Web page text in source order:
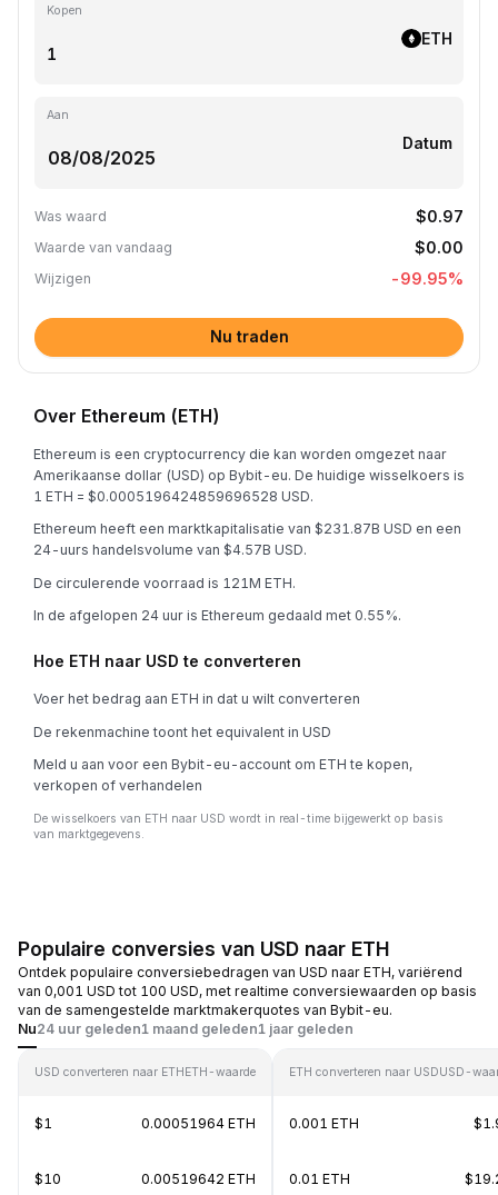
Kopen
ETH
Aan
Datum
Was waard $0.97
Waarde van vandaag $0.00
Wijzigen -99.95%
Nu traden
Over Ethereum (ETH)
Ethereum is een cryptocurrency die kan worden omgezet naar
Amerikaanse dollar (USD) op Bybit-eu. De huidige wisselkoers is
1 ETH = $0.0005196424859696528 USD.
Ethereum heeft een marktkapitalisatie van $231.87B USD en een
24-uurs handelsvolume van $4.57B USD.
De circulerende voorraad is 121M ETH.
In de afgelopen 24 uur is Ethereum gedaald met 0.55%.
Hoe ETH naar USD te converteren
Voer het bedrag aan ETH in dat u wilt converteren
De rekenmachine toont het equivalent in USD
Meld u aan voor een Bybit-eu-account om ETH te kopen,
verkopen of verhandelen
De wisselkoers van ETH naar USD wordt in real-time bijgewerkt op basis
van marktgegevens.
Populaire conversies van USD naar ETH
Ontdek populaire conversiebedragen van USD naar ETH, variërend
van 0,001 USD tot 100 USD, met realtime conversiewaarden op basis
van de samengestelde marktmakerquotes van Bybit-eu.
Nu24 uur geleden1 maand geleden1 jaar geleden
USD converteren naar ETHETH-waarde
$1 0.00051964 ETH
$10 0.00519642 ETH
ETH converteren naar USDUSD-
0.001 ETH
0.01 ETH